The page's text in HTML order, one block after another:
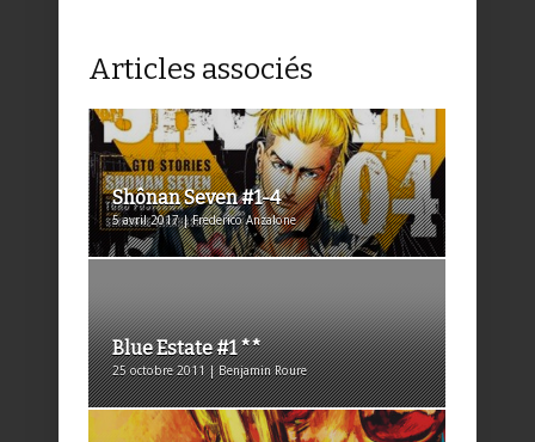
Articles associés
Shônan Seven #1-4
5 avril 2017 | Frederico Anzalone
Blue Estate #1 **
25 octobre 2011 | Benjamin Roure